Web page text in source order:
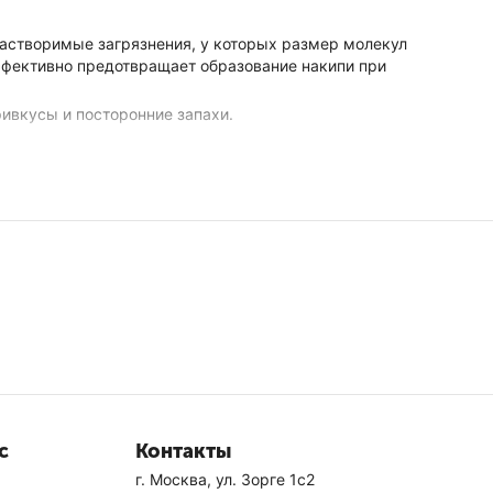
загрязнения, у которых размер молекул
предотвращает образование накипи при
и посторонние запахи.
Контакты
г. Москва, ул. Зорге 1с2